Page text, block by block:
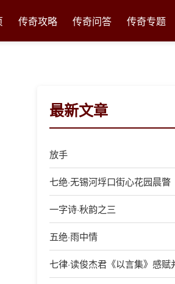
传奇攻略 传奇问答 传奇专题
最新文章
放手
七绝·无锡河垺口街心花园晨瞥
一字诗·秋韵之三
五绝·雨中情
七律·读俊杰君《以言集》感赋